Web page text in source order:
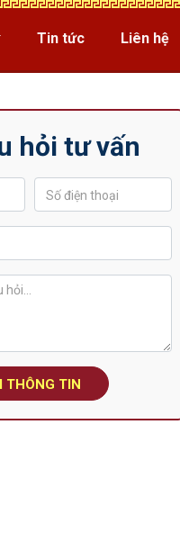
Tin tức Liên hệ
hỏi tư vấn
THÔNG TIN